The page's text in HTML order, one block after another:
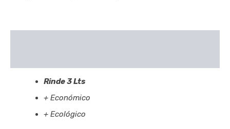
Rinde 3 Lts
+ Económico
+ Ecológico